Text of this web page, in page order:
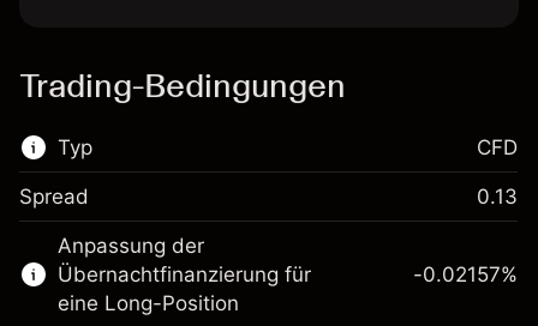
Trading-Bedingungen
Typ
Dieser Finanzmarkt steht für das CFD-
Trading zur Verfügung.
Erfahren Sie mehr über:
CFD
Spread 0.13
Anpassung der
Übernachtfinanzierung für
eine Long-Position
-0.02157%